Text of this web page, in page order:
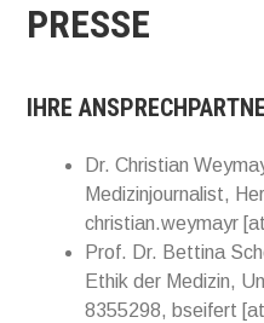
PRESSE
IHRE
Dr. Christian
Medizinjournalist,
christian.weymayr
Prof. Dr. Bettina
Ethik der Medizin,
8355298, bseifert